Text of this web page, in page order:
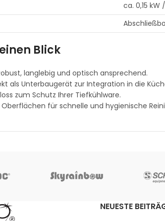
ca. 0,15 kW
Blick
langlebig und optisch ansprechend.
als Unterbaugerät zur Integration in die
zum Schutz Ihrer Tiefkühlware.
für schnelle und hygienische
NEUESTE